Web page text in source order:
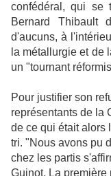
confédéral, qui se
Bernard Thibault
d'aucuns, à
la métallurgie et de
un "tournant
Pour justifier son
représentants de la
de ce qui était alors
tri. "Nous avons pu
chez les partis
Guinot. La